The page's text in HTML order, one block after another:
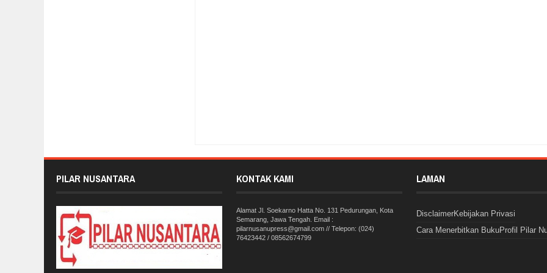
PILAR NUSANTARA KONTAK KAMI
Alamat Jl. Soekarno Hatta No. 131 Pedurungan, Kota
Semarang, Jawa Tengah. Email :
pilarnusanupress@gmail.com // Telepon: (024)
76423442 / 08562674799
LAMAN
DisclaimerKebijakan Privasi
Cara Menerbitkan BukuProfil Pilar